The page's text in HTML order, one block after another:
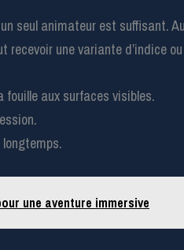
seul animateur est suffisant.
une variante d’indice
fouille aux surfaces visibles.
une aventure immersive